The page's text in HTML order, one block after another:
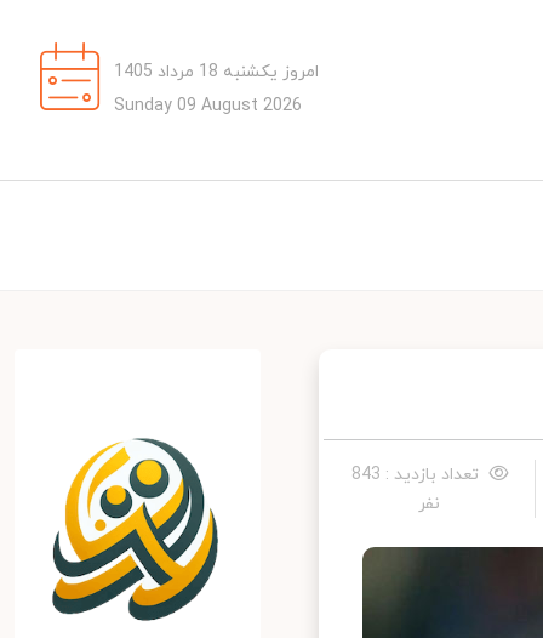
امروز یکشنبه 18 مرداد 1405
Sunday 09 August 2026
تعداد بازدید : 843
نفر